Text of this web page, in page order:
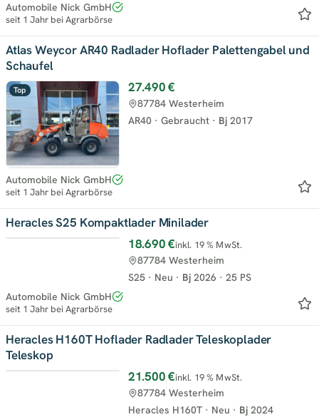
Automobile Nick GmbH
seit 1 Jahr bei Agrarbörse
Top
Atlas Weycor AR40 Radlader Hoflader Palettengabel und
Schaufel
27.490 €
AR40 · Gebraucht · Bj 2017
87784 Westerheim
Automobile Nick GmbH
seit 1 Jahr bei Agrarbörse
Heracles S25 Kompaktlader Minilader
18.690 €inkl. 19 % MwSt.
S25 · Neu · Bj 2026 ·25 PS
87784 Westerheim
Automobile Nick GmbH
seit 1 Jahr bei Agrarbörse
Heracles H160T Hoflader Radlader Teleskoplader
Teleskop
21.500 €inkl. 19 % MwSt.
Heracles H160T · Neu · Bj 2024
87784 Westerheim